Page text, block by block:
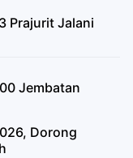
Prajurit Jalani
Jembatan
Dorong